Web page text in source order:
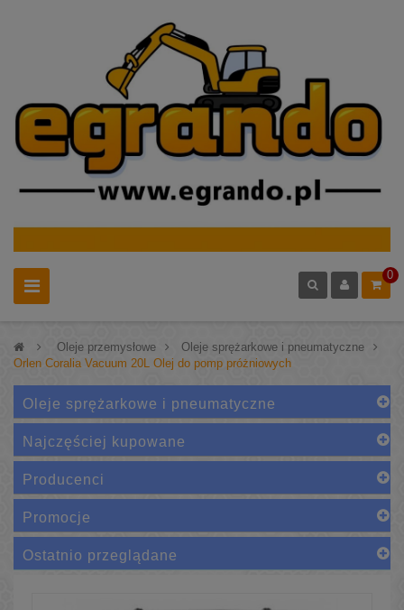
0
> Oleje przemysłowe > Oleje sprężarkowe i pneumatyczne
>
Orlen Coralia Vacuum 20L Olej do pomp próżniowych
Oleje sprężarkowe i pneumatyczne
Najczęściej kupowane
Producenci
Promocje
Ostatnio przeglądane